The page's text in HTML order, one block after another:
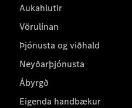
Aukahlutir
Vörulínan
Þjónusta og viðhald
Neyðarþjónusta
Ábyrgð
Eigenda handbækur